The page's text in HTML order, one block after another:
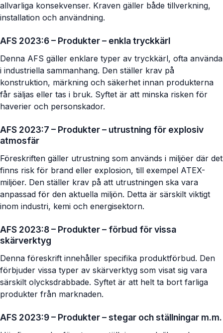
allvarliga konsekvenser. Kraven gäller både tillverkning,
installation och användning.
AFS 2023:6 – Produkter – enkla tryckkärl
Denna AFS gäller enklare typer av tryckkärl, ofta använda
i industriella sammanhang. Den ställer krav på
konstruktion, märkning och säkerhet innan produkterna
får säljas eller tas i bruk. Syftet är att minska risken för
haverier och personskador.
AFS 2023:7 – Produkter – utrustning för explosiv
atmosfär
Föreskriften gäller utrustning som används i miljöer där det
finns risk för brand eller explosion, till exempel ATEX-
miljöer. Den ställer krav på att utrustningen ska vara
anpassad för den aktuella miljön. Detta är särskilt viktigt
inom industri, kemi och energisektorn.
AFS 2023:8 – Produkter – förbud för vissa
skärverktyg
Denna föreskrift innehåller specifika produktförbud. Den
förbjuder vissa typer av skärverktyg som visat sig vara
särskilt olycksdrabbade. Syftet är att helt ta bort farliga
produkter från marknaden.
AFS 2023:9 – Produkter – stegar och ställningar m.m.